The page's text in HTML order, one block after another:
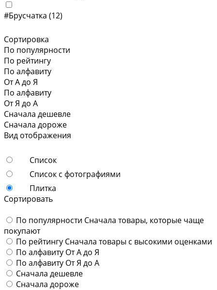
#Брусчатка (12)
Сортировка
По популярности
По рейтингу
По алфавиту
От А до Я
По алфавиту
От Я до А
Сначала дешевле
Сначала дороже
Вид отображения
Список
Список с фотографиями
Плитка
Сортировать
По популярности Сначала товары, которые чаще
покупают
По рейтингу Сначала товары с высокими оценками
По алфавиту От А до Я
По алфавиту От Я до А
Сначала дешевле
Сначала дороже